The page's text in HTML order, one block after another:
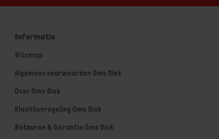
Informatie
Sitemap
Algemene voorwaarden Ome Dick
Over Ome Dick
Klachtenregeling Ome Dick
Retouren & Garantie Ome Dick